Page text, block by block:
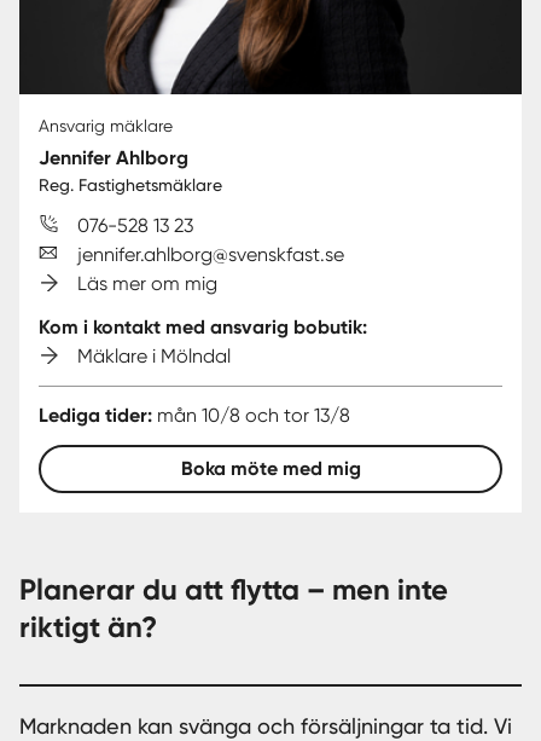
Ansvarig mäklare
Jennifer Ahlborg
Reg. Fastighetsmäklare
076-528 13 23
jennifer.ahlborg@svenskfast.se
Läs mer om mig
Kom i kontakt med ansvarig bobutik:
Mäklare i Mölndal
Lediga tider: mån 10/8 och tor 13/8
Boka möte med mig
Planerar du att flytta – men inte
riktigt än?
Marknaden kan svänga och försäljningar ta tid. Vi